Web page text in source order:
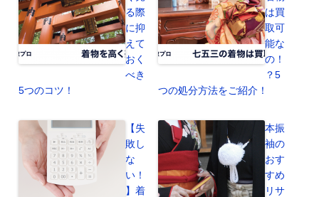
る際
に抑
えて
おく
べき
5つのコツ！
は買
取可
能な
の！
？5
つの処分方法をご紹介！
【失
敗し
な
い！
】着
本振
袖の
おす
すめ
リサ